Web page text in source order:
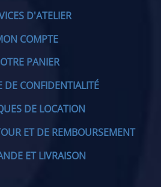
D'ATELIER
COMPTE
PANIER
DE CONFIDENTIALITÉ
DE LOCATION
ET DE REMBOURSEMENT
ET LIVRAISON